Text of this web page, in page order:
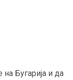
Бугарија и да